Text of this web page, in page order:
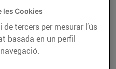
les Cookies
tercers per mesurar l’ús
basada en un perfil